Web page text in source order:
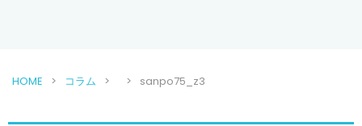
HOME コラム sanpo75_z3